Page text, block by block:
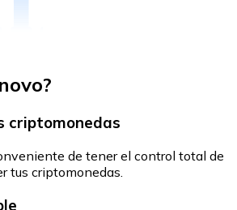
criptomonedas
de tener el control total de
tus criptomonedas.